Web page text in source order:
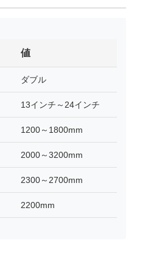
値
ダブル
13インチ～24インチ
1200～1800mm
2000～3200mm
2300～2700mm
2200mm